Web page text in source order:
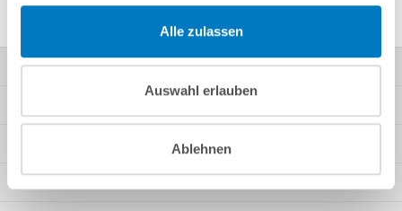
Alle zulassen
Auswahl erlauben
Ablehnen
Kontakt